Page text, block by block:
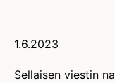
1.6.2023
Sellaisen viestin